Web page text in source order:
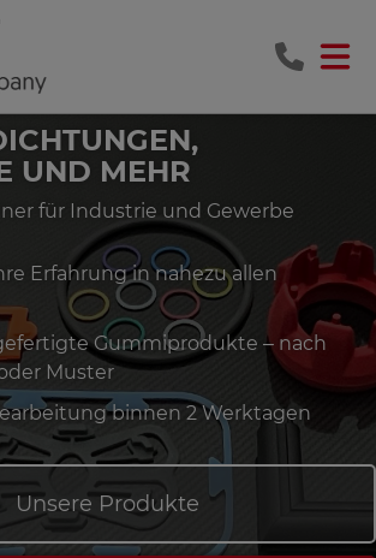
UND MEHR
für Industrie und Gewerbe
Erfahrung in nahezu allen
Gummiprodukte – nach
Muster
binnen 2 Werktagen
Unsere Produkte